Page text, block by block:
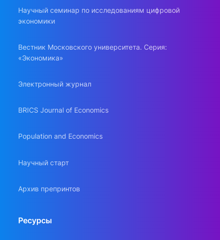
Научный семинар по исследованиям цифровой
экономики
Вестник Московского университета. Серия:
«Экономика»
Электронный журнал
BRICS Journal of Economics
Population and Economics
Научный старт
Архив препринтов
Ресурсы